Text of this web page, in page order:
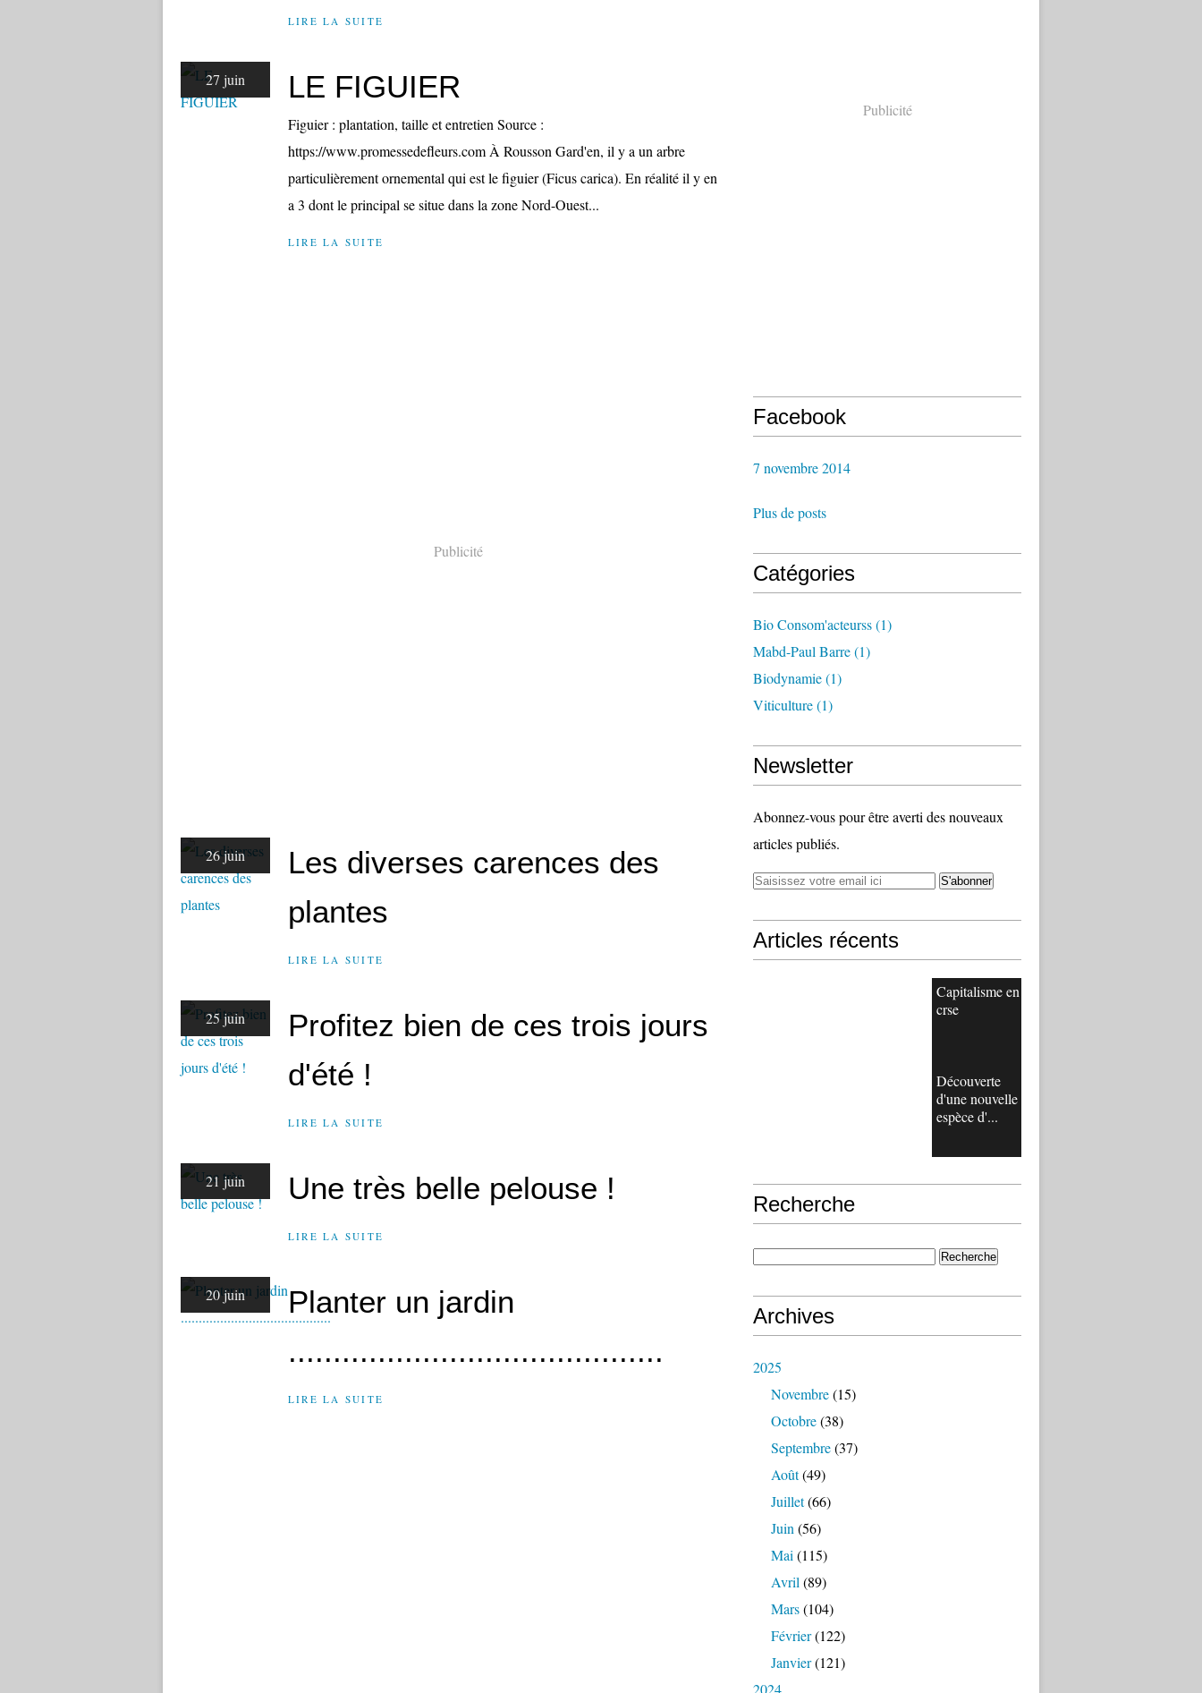
LIRE LA SUITE
27 juin LE FIGUIER
Figuier : plantation, taille et entretien Source :
https://www.promessedefleurs.com À Rousson Gard'en, il y a un arbre
particulièrement ornemental qui est le figuier (Ficus carica). En réalité il y en
a 3 dont le principal se situe dans la zone Nord-Ouest...
LIRE LA SUITE
Publicité
26 juin
Les diverses carences des
plantes
LIRE LA SUITE
25 juin
Profitez bien de ces trois jours
d'été !
LIRE LA SUITE
21 juin Une très belle pelouse !
LIRE LA SUITE
20 juin
Planter un jardin
..........................................
LIRE LA SUITE
Publicité
Facebook
7 novembre 2014
Plus de posts
Catégories
Bio Consom'acteurss(1)
Mabd-Paul Barre(1)
Biodynamie(1)
Viticulture(1)
Newsletter
Abonnez-vous pour être averti des nouveaux
articles publiés.
Articles récents
Capitalisme en
crse
Découverte
d'une nouvelle
espèce d'...
Recherche
Archives
2025
Novembre(15)
Octobre(38)
Septembre(37)
Août(49)
Juillet(66)
Juin (56)
Mai (115)
Avril (89)
Mars(104)
Février(122)
Janvier(121)
2024